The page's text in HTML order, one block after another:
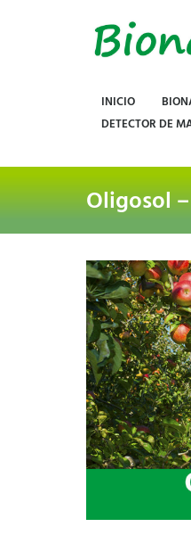
INICIO
DETECTOR DE
Oligosol